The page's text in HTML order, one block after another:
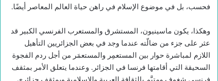
فحسب، بل في موضوع الإسلام في راهن حياة العالم المعاصر أيضًا.
وهكذا، يكون ماسينيون، المستشرق والمستعرب الفرنسي الكبير قد
عثر على جزء من ضالّته عندما وجد في بعض الجزائريين التأهيل
اللازم لمباشرة حوار بين المستعمِر والمستعمَر من أجل ردم الفجوة
السحيقة التي أقامتها فرنسا في الجزائر. وعندما يتعلق الأمر بمثقف